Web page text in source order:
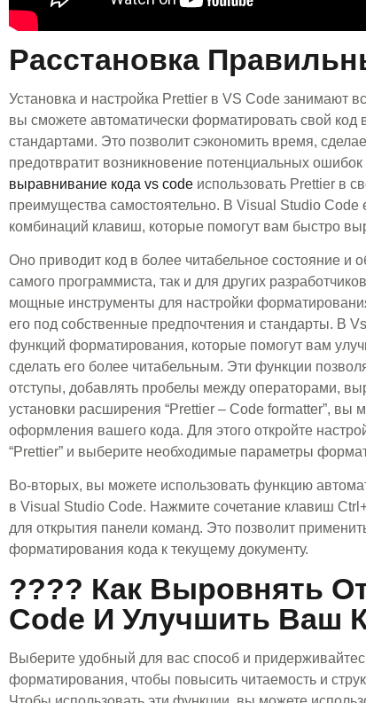
Расстановка
Установка и настройка Prettier в VS Code занимают
вы сможете автоматически форматировать свой код
стандартами. Это позволит сэкономить время,
предотвратит возникновение потенциальных
выравнивание кода vs code использовать Prettier в
преимущества самостоятельно. В Visual Studio Code
комбинаций клавиш, которые помогут вам быстро
Оно приводит код в более читабельное состояние и
самого программиста, так и для других
мощные инструменты для настройки
его под собственные предпочтения и стандарты. В
функций форматирования, которые помогут вам
сделать его более читабельным. Эти функции
отступы, добавлять пробелы между операторами,
установки расширения “Prettier – Code formatter”, вы
оформления вашего кода. Для этого откройте
“Prettier” и выберите необходимые параметры
Во-вторых, вы можете использовать функцию
в Visual Studio Code. Нажмите сочетание клавиш
для открытия панели команд. Это позволит
форматирования кода к текущему документу.
???? Как Выровнять
Code И Улучшить Ваш
Выберите удобный для вас способ и
форматирования, чтобы повысить читаемость и